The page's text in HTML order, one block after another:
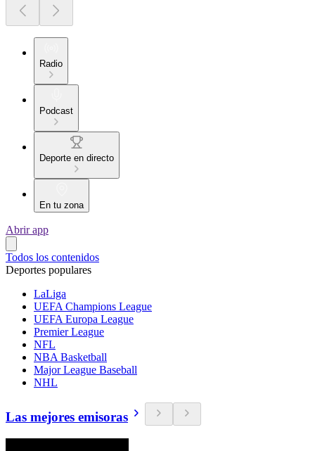
Radio
Podcast
Deporte en directo
En tu zona
Abrir app
Todos los contenidos
Deportes populares
LaLiga
UEFA Champions League
UEFA Europa League
Premier League
NFL
NBA Basketball
Major League Baseball
NHL
Las mejores emisoras